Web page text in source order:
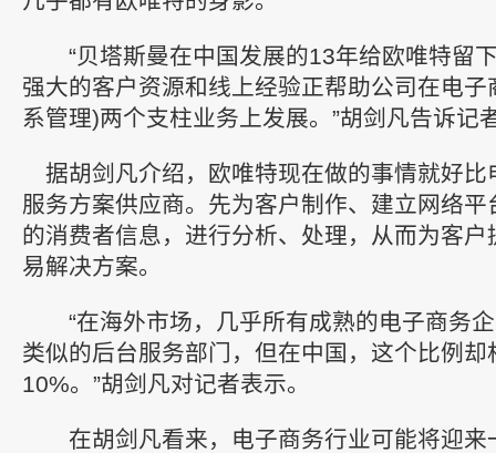
“贝塔斯曼在中国发展的13年给欧唯特留
强大的客户资源和线上经验正帮助公司在电
系管理)两个支柱业务上发展。”胡剑凡告诉记
据胡剑凡介绍，欧唯特现在做的事情就好比
服务方案供应商。先为客户制作、建立网络
的消费者信息，进行分析、处理，从而为客
易解决方案。
“在海外市场，几乎所有成熟的电子商务企
类似的后台服务部门，但在中国，这个比例
10%。”胡剑凡对记者表示。
在胡剑凡看来，电子商务行业可能将迎来